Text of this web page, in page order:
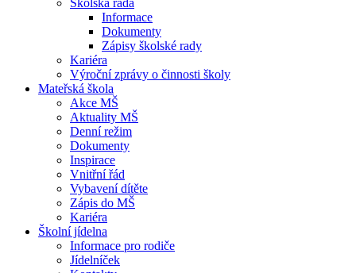
Školská rada
Informace
Dokumenty
Zápisy školské rady
Kariéra
Výroční zprávy o činnosti školy
Mateřská škola
Akce MŠ
Aktuality MŠ
Denní režim
Dokumenty
Inspirace
Vnitřní řád
Vybavení dítěte
Zápis do MŠ
Kariéra
Školní jídelna
Informace pro rodiče
Jídelníček